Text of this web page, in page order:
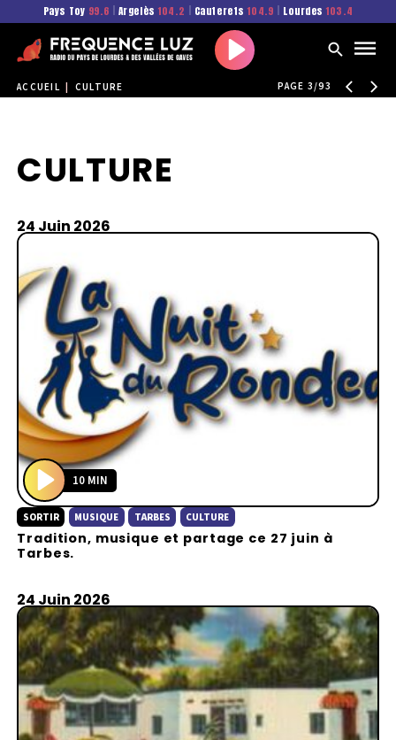
Pays Toy 99.6 Argelès 104.2 Cauterets 104.9 Lourdes 103.4
Play
ACCUEIL CULTURE PAGE 3/93
CULTURE
24 Juin 2026
P
l
a
10 MIN
SORTIR MUSIQUE TARBES CULTURE
Tradition, musique et partage ce 27 juin à
Tarbes.
24 Juin 2026